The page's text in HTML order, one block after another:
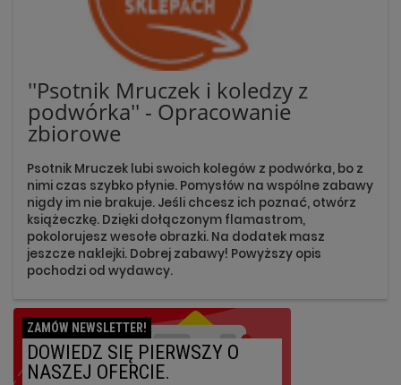
''Psotnik Mruczek i koledzy z
podwórka'' - Opracowanie
zbiorowe
Psotnik Mruczek lubi swoich kolegów z podwórka, bo z
nimi czas szybko płynie. Pomysłów na wspólne zabawy
nigdy im nie brakuje. Jeśli chcesz ich poznać, otwórz
książeczkę. Dzięki dołączonym flamastrom,
pokolorujesz wesołe obrazki. Na dodatek masz
jeszcze naklejki. Dobrej zabawy! Powyższy opis
pochodzi od wydawcy.
ZAMÓW NEWSLETTER!
DOWIEDZ SIĘ PIERWSZY O
NASZEJ OFERCIE.